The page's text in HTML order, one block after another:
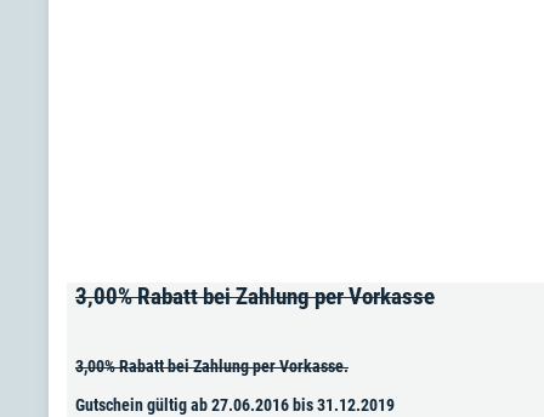
3,00% Rabatt bei Zahlung per Vorkasse
3,00% Rabatt bei Zahlung per Vorkasse.
Gutschein gültig ab 27.06.2016 bis 31.12.2019